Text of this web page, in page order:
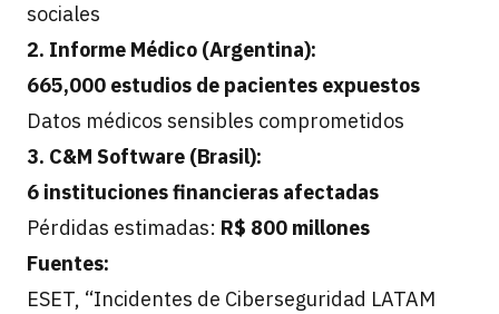
sociales
2. Informe Médico (Argentina):
665,000 estudios de pacientes expuestos
Datos médicos sensibles comprometidos
3. C&M Software (Brasil):
6 instituciones financieras afectadas
Pérdidas estimadas: R$ 800 millones
Fuentes:
ESET, “Incidentes de Ciberseguridad LATAM